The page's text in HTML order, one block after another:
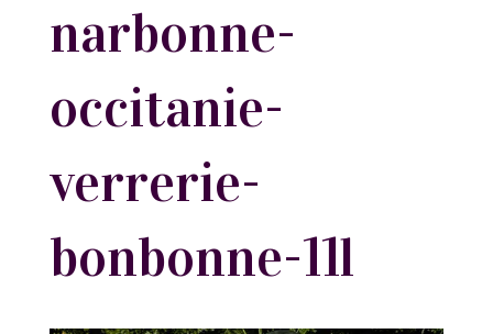
narbonne-
occitanie-
verrerie-
bonbonne-11l